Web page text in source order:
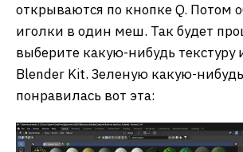
открываются по кнопке Q. Потом
иголки в один меш. Так будет
выберите какую-нибудь текстуру
Blender Kit. Зеленую какую-
понравилась вот эта: